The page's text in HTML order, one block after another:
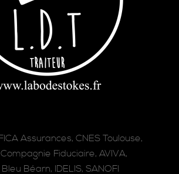
Assurances, CNES Toulouse,
Fiduciaire, AVIVA,
Béarn, IDELIS, SANOFI